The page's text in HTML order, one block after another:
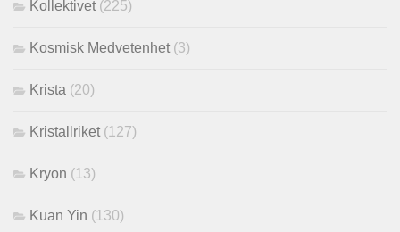
Kollektivet (225)
Kosmisk Medvetenhet (3)
Krista (20)
Kristallriket (127)
Kryon (13)
Kuan Yin (130)